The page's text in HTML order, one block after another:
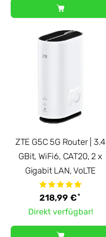
ZTE G5C 5G Router | 3.4
GBit, WiFi6, CAT20, 2 x
Gigabit LAN, VoLTE
218,99 €*
Direkt verfügbar!